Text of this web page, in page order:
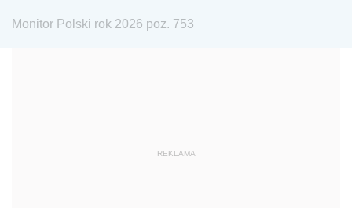
1975 1974
1959
Monitor Polski rok 2026 poz. 753
REKLAMA